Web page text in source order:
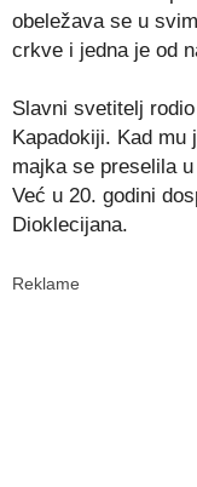
obeležava se u
crkve i jedna je od
Slavni svetitelj
Kapadokiji. Kad mu
majka se preselila
Već u 20. godini
Dioklecijana.
Reklame